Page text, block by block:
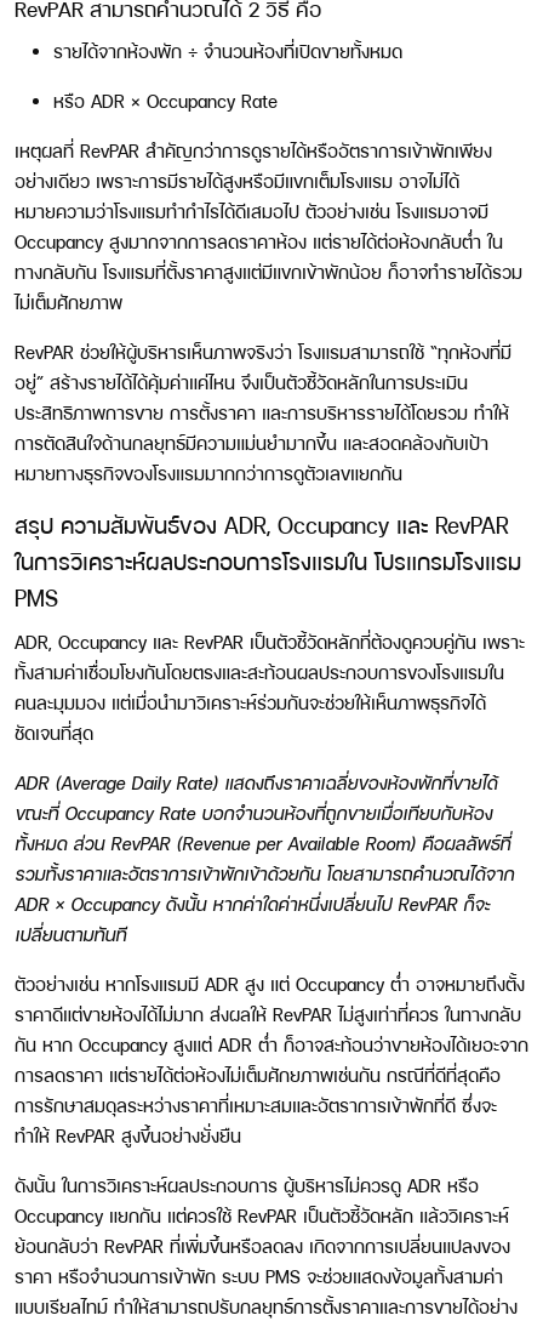
RevPAR สามารถคำนวณได้ 2 วิธี คือ
รายได้จากห้องพัก ÷ จำนวนห้องที่เปิดขายทั้งหมด
หรือ ADR × Occupancy Rate
เหตุผลที่ RevPAR สำคัญกว่าการดูรายได้หรืออัตราการเข้าพักเพียง
อย่างเดียว เพราะการมีรายได้สูงหรือมีแขกเต็มโรงแรม อาจไม่ได้
หมายความว่าโรงแรมทำกำไรได้ดีเสมอไป ตัวอย่างเช่น โรงแรมอาจมี
Occupancy สูงมากจากการลดราคาห้อง แต่รายได้ต่อห้องกลับต่ำ ใน
ทางกลับกัน โรงแรมที่ตั้งราคาสูงแต่มีแขกเข้าพักน้อย ก็อาจทำรายได้รวม
ไม่เต็มศักยภาพ
RevPAR ช่วยให้ผู้บริหารเห็นภาพจริงว่า โรงแรมสามารถใช้ “ทุกห้องที่มี
อยู่” สร้างรายได้ได้คุ้มค่าแค่ไหน จึงเป็นตัวชี้วัดหลักในการประเมิน
ประสิทธิภาพการขาย การตั้งราคา และการบริหารรายได้โดยรวม ทำให้
การตัดสินใจด้านกลยุทธ์มีความแม่นยำมากขึ้น และสอดคล้องกับเป้า
หมายทางธุรกิจของโรงแรมมากกว่าการดูตัวเลขแยกกัน
สรุป ความสัมพันธ์ของ ADR, Occupancy และ RevPAR
ในการวิเคราะห์ผลประกอบการโรงแรมใน โปรแกรมโรงแรม
PMS
ADR, Occupancy และ RevPAR เป็นตัวชี้วัดหลักที่ต้องดูควบคู่กัน เพราะ
ทั้งสามค่าเชื่อมโยงกันโดยตรงและสะท้อนผลประกอบการของโรงแรมใน
คนละมุมมอง แต่เมื่อนำมาวิเคราะห์ร่วมกันจะช่วยให้เห็นภาพธุรกิจได้
ชัดเจนที่สุด
ADR (Average Daily Rate) แสดงถึงราคาเฉลี่ยของห้องพักที่ขายได้
ขณะที่ Occupancy Rateบอกจำนวนห้องที่ถูกขายเมื่อเทียบกับห้อง
ทั้งหมด ส่วน RevPAR (Revenue per Available Room) คือผลลัพธ์ที่
รวมทั้งราคาและอัตราการเข้าพักเข้าด้วยกัน โดยสามารถคำนวณได้จาก
ADR × Occupancy ดังนั้น หากค่าใดค่าหนึ่งเปลี่ยนไป RevPAR ก็จะ
เปลี่ยนตามทันที
ตัวอย่างเช่น หากโรงแรมมี ADR สูง แต่ Occupancy ต่ำ อาจหมายถึงตั้ง
ราคาดีแต่ขายห้องได้ไม่มาก ส่งผลให้ RevPAR ไม่สูงเท่าที่ควร ในทางกลับ
กัน หาก Occupancy สูงแต่ ADR ต่ำ ก็อาจสะท้อนว่าขายห้องได้เยอะจาก
การลดราคา แต่รายได้ต่อห้องไม่เต็มศักยภาพเช่นกัน กรณีที่ดีที่สุดคือ
การรักษาสมดุลระหว่างราคาที่เหมาะสมและอัตราการเข้าพักที่ดี ซึ่งจะ
ทำให้ RevPAR สูงขึ้นอย่างยั่งยืน
ดังนั้น ในการวิเคราะห์ผลประกอบการ ผู้บริหารไม่ควรดู ADR หรือ
Occupancy แยกกัน แต่ควรใช้ RevPAR เป็นตัวชี้วัดหลัก แล้ววิเคราะห์
ย้อนกลับว่า RevPAR ที่เพิ่มขึ้นหรือลดลง เกิดจากการเปลี่ยนแปลงของ
ราคา หรือจำนวนการเข้าพัก ระบบ PMS จะช่วยแสดงข้อมูลทั้งสามค่า
แบบเรียลไทม์ ทำให้สามารถปรับกลยุทธ์การตั้งราคาและการขายได้อย่าง